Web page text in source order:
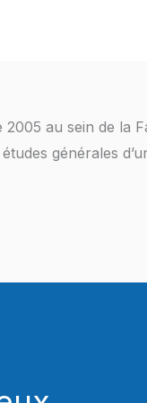
au sein de la
générales